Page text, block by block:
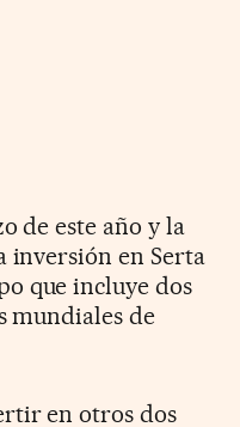
de este año y la
inversión en Serta
que incluye dos
mundiales de
en otros dos